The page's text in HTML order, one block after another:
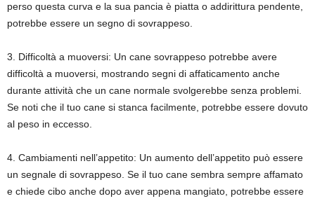
perso questa curva e la sua pancia è piatta o addirittura pendente,
potrebbe essere un segno di sovrappeso.
3. Difficoltà a muoversi: Un cane sovrappeso potrebbe avere
difficoltà a muoversi, mostrando segni di affaticamento anche
durante attività che un cane normale svolgerebbe senza problemi.
Se noti che il tuo cane si stanca facilmente, potrebbe essere dovuto
al peso in eccesso.
4. Cambiamenti nell’appetito: Un aumento dell’appetito può essere
un segnale di sovrappeso. Se il tuo cane sembra sempre affamato
e chiede cibo anche dopo aver appena mangiato, potrebbe essere